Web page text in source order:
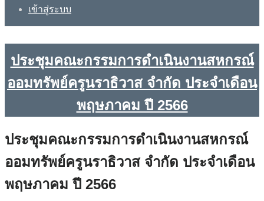
เข้าสู่ระบบ
ประชุมคณะกรรมการดำเนินงานสหกรณ์
ออมทรัพย์ครูนราธิวาส จำกัด ประจำเดือน
พฤษภาคม ปี 2566
ประชุมคณะกรรมการดำเนินงานสหกรณ์
ออมทรัพย์ครูนราธิวาส จำกัด ประจำเดือน
พฤษภาคม ปี 2566